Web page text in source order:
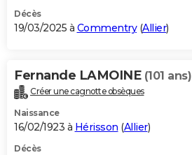
Décès
19/03/2025 à Commentry(Allier)
Fernande LAMOINE (101 ans)
Créer une cagnotte obsèques
Naissance
16/02/1923 à Hérisson (Allier)
Décès